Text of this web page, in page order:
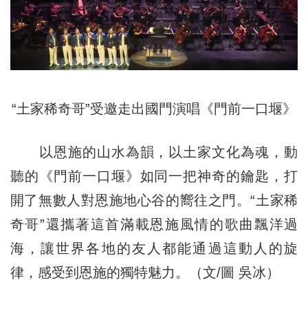
“土家稀奇哥”受邀走出國門演唱《門前一口堰》
以恩施的山水為韻，以土家文化為魂，動
聽的《門前一口堰》如同一把神奇的鑰匙，打
開了無數人對恩施地心谷的嚮往之門。“土家稀
奇哥”還攜著這首滿載恩施風情的歌曲飄洋過
海，讓世界各地的友人都能通過這動人的旋
律，感受到恩施的獨特魅力。（文/圖 吳冰）